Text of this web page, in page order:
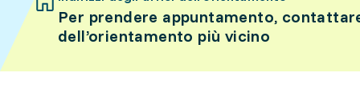
Per prendere appuntamento,
dell’orientamento più vicino